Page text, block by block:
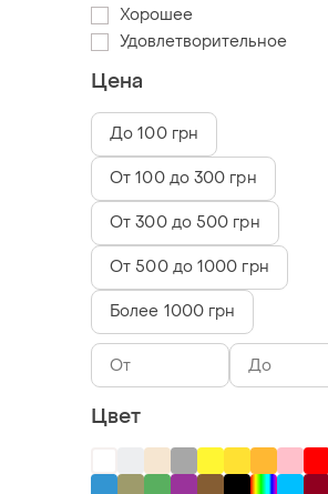
Хорошее
Удовлетворительное
Цена
До 100 грн
От 100 до 300 грн
От 300 до 500 грн
От 500 до 1000 грн
Более 1000 грн
Цвет